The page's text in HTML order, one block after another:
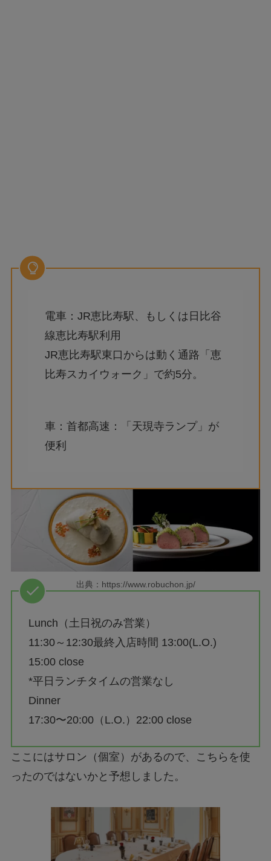
電車：JR恵比寿駅、もしくは日比谷
線恵比寿駅利用
JR恵比寿駅東口からは動く通路「恵
比寿スカイウォーク」で約5分。
車：首都高速：「天現寺ランプ」が
便利
出典：https://www.robuchon.jp/
Lunch（土日祝のみ営業）
11:30～12:30最終入店時間 13:00(L.O.)
15:00 close
*平日ランチタイムの営業なし
Dinner
17:30〜20:00（L.O.）22:00 close
ここにはサロン（個室）があるので、こちらを使
ったのではないかと予想しました。